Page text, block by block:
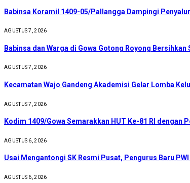
Babinsa Koramil 1409-05/Pallangga Dampingi
AGUSTUS 7, 2026
Babinsa dan Warga di Gowa Gotong Royong Bersihkan
AGUSTUS 7, 2026
Kecamatan Wajo Gandeng Akademisi Gelar Lomba
AGUSTUS 7, 2026
Kodim 1409/Gowa Semarakkan HUT Ke-81 RI dengan
AGUSTUS 6, 2026
Usai Mengantongi SK Resmi Pusat, Pengurus Baru
AGUSTUS 6, 2026